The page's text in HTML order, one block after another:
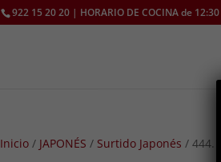
922 15 20 20 | HORARIO DE COCINA de
Inicio/ JAPONÉS / Surtido Japonés / 444.